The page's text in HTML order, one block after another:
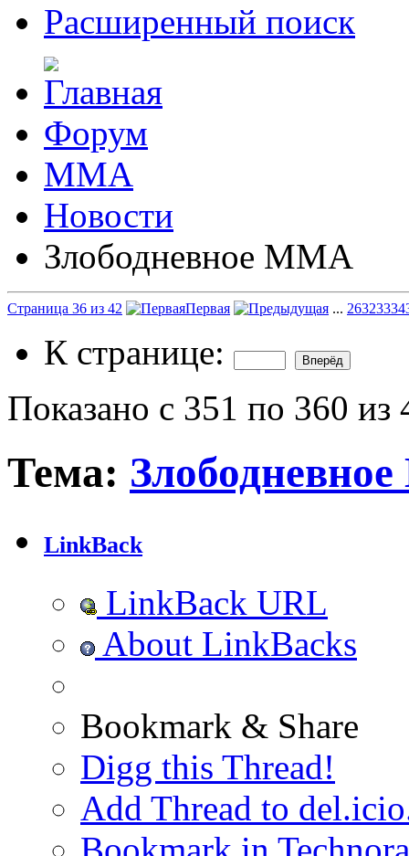
Расширенный поиск
Форум
ММА
Новости
Злободневное ММА
Страница 36 из 42 Первая ... 26323334
К странице:
Показано с 351 по 360 из
Тема:
LinkBack
LinkBack URL
About LinkBacks
Bookmark & Share
Digg this Thread!
Add Thread to